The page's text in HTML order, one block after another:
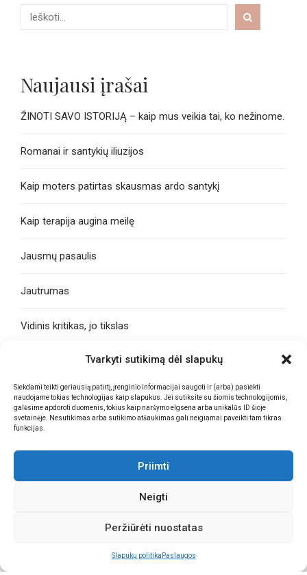
Tvarkyti sutikimą dėl slapukų
Siekdami teikti geriausią patirtį, įrenginio informacijai saugoti ir (arba) pasiekti
naudojame tokias technologijas kaip slapukus. Jei sutiksite su šiomis technologijomis,
galėsime apdoroti duomenis, tokius kaip naršymo elgsena arba unikalūs ID šioje
svetainėje. Nesutikimas arba sutikimo atšaukimas gali neigiamai paveikti tam tikras
funkcijas.
Priimti
Neigti
Peržiūrėti nuostatas
Slapukų politika Paslaugos
Naujausi įrašai
ŽINOTI SAVO ISTORIJĄ – kaip mus veikia tai, ko nežinome.
Romanai ir santykių iliuzijos
Kaip moters patirtas skausmas ardo santykį
Kaip terapija augina meilę
Jausmų pasaulis
Jautrumas
Vidinis kritikas, jo tikslas
Smegenų plastiškumas
Pagalba ar meškos paslauga?